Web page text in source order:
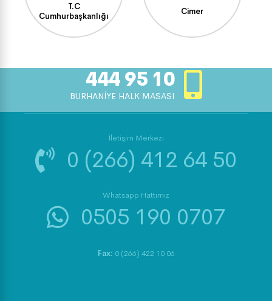
T.C
Cumhurbaşkanlığı
Cimer
444 95 10
BURHANİYE HALK MASASI
İletişim Merkezi
0 (266) 412 64 50
Whatsapp Hattımız
0505 190 0707
Fax: 0 (266) 422 10 06